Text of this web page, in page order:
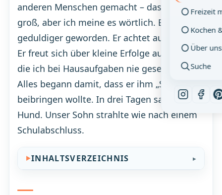
Freizeit
Kochen
Über uns
Suche
anderen Menschen gemacht – das klingt
groß, aber ich meine es wörtlich. Er ist
geduldiger geworden. Er achtet auf Signale.
Er freut sich über kleine Erfolge auf eine Art,
die ich bei Hausaufgaben nie gesehen habe.
Alles begann damit, dass er ihm „Sitz"
beibringen wollte. In drei Tagen saß der
Hund. Unser Sohn strahlte wie nach einem
Schulabschluss.
INHALTSVERZEICHNIS